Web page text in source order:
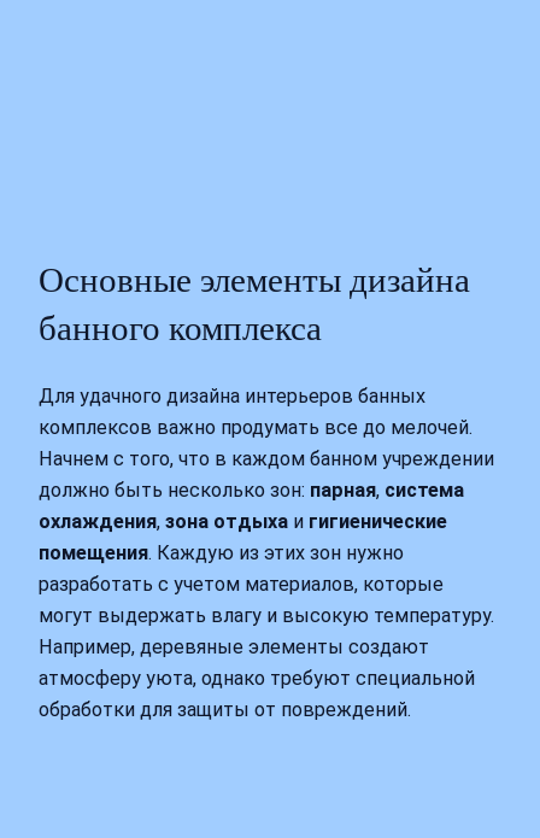
Основные элементы дизайна
банного комплекса
Для удачного дизайна интерьеров банных
комплексов важно продумать все до мелочей.
Начнем с того, что в каждом банном учреждении
должно быть несколько зон: парная, система
охлаждения, зона отдыха и гигиенические
помещения. Каждую из этих зон нужно
разработать с учетом материалов, которые
могут выдержать влагу и высокую температуру.
Например, деревяные элементы создают
атмосферу уюта, однако требуют специальной
обработки для защиты от повреждений.